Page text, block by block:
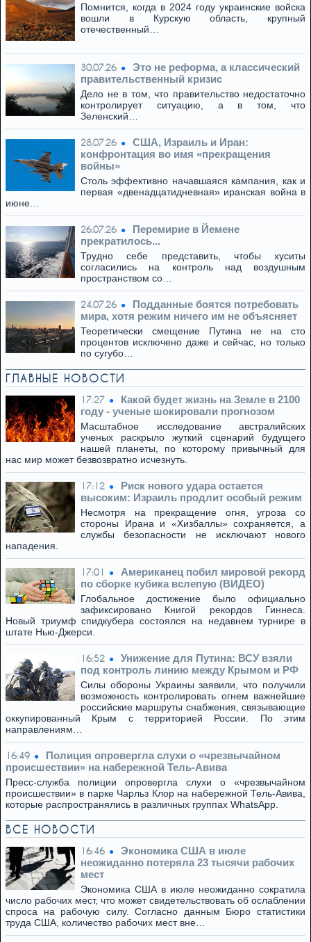
Помнится, когда в 2024 году украинские войска
вошли в Курскую область, крупный
отечественный…
30.07.26
Это не реформа, а классический
правительственный кризис
Дело не в том, что правительство недостаточно
контролирует ситуацию, а в том, что
Зеленский…
28.07.26
США, Израиль и Иран:
конфронтация во имя «прекращения
войны»
Столь эффективно начавшаяся кампания, как и
первая «двенадцатидневная» иранская война в
июне…
26.07.26
Перемирие в Йемене
прекратилось...
Трудно себе представить, чтобы хуситы
согласились на контроль над воздушным
пространством со…
24.07.26
Подданные боятся потребовать
мира, хотя режим ничего им не объясняет
Теоретически смещение Путина не на сто
процентов исключено даже и сейчас, но только
по сугубо…
ГЛАВНЫЕ НОВОСТИ
17:27
Какой будет жизнь на Земле в 2100
году - ученые шокировали прогнозом
Масштабное исследование австралийских
ученых раскрыло жуткий сценарий будущего
нашей планеты, по которому привычный для
нас мир может безвозвратно исчезнуть.
17:12
Риск нового удара остается
высоким: Израиль продлит особый режим
Несмотря на прекращение огня, угроза со
стороны Ирана и «Хизбаллы» сохраняется, а
службы безопасности не исключают нового
нападения.
17:01
Американец побил мировой рекорд
по сборке кубика вслепую (ВИДЕО)
Глобальное достижение было официально
зафиксировано Книгой рекордов Гиннеса.
Новый триумф спидкубера состоялся на недавнем турнире в
штате Нью-Джерси.
16:52
Унижение для Путина: ВСУ взяли
под контроль линию между Крымом и РФ
Силы обороны Украины заявили, что получили
возможность контролировать огнем важнейшие
российские маршруты снабжения, связывающие
оккупированный Крым с территорией России. По этим
направлениям…
16:49
Полиция опровергла слухи о «чрезвычайном
происшествии» на набережной Тель-Авива
Пресс-служба полиции опровергла слухи о «чрезвычайном
происшествии» в парке Чарльз Клор на набережной Тель-Авива,
которые распространялись в различных группах WhatsApp.
ВСЕ НОВОСТИ
16:46
Экономика США в июле
неожиданно потеряла 23 тысячи рабочих
мест
Экономика США в июле неожиданно сократила
число рабочих мест, что может свидетельствовать об ослаблении
спроса на рабочую силу. Согласно данным Бюро статистики
труда США, количество рабочих мест вне…